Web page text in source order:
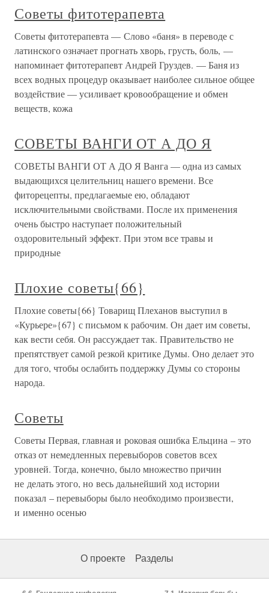
Советы фитотерапевта
Советы фитотерапевта — Слово «баня» в переводе с
латинского означает прогнать хворь, грусть, боль, —
напоминает фитотерапевт Андрей Груздев. — Баня из
всех водных процедур оказывает наиболее сильное общее
воздействие — усиливает кровообращение и обмен
веществ, кожа
СОВЕТЫ ВАНГИ ОТ А ДО Я
СОВЕТЫ ВАНГИ ОТ А ДО Я Ванга — одна из самых
выдающихся целительниц нашего времени. Все
фиторецепты, предлагаемые ею, обладают
исключительными свойствами. После их применения
очень быстро наступает положительный
оздоровительный эффект. При этом все травы и
природные
Плохие советы{66}
Плохие советы{66} Товарищ Плеханов выступил в
«Курьере»{67} с письмом к рабочим. Он дает им советы,
как вести себя. Он рассуждает так. Правительство не
препятствует самой резкой критике Думы. Оно делает это
для того, чтобы ослабить поддержку Думы со стороны
народа.
Советы
Советы Первая, главная и роковая ошибка Ельцина – это
отказ от немедленных перевыборов советов всех
уровней. Тогда, конечно, было множество причин
не делать этого, но весь дальнейший ход истории
показал – перевыборы было необходимо произвести,
и именно осенью
О проекте Разделы